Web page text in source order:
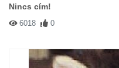
Nincs cím!
6018 0